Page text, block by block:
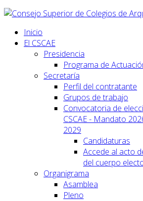
Inicio
El CSCAE
Presidencia
Programa de
Secretaría
Perfil del contratante
Grupos de trabajo
Convocatoria de
CSCAE - Mandato
2029
Candidaturas
Accede al acto
del cuerpo
Organigrama
Asamblea
Pleno